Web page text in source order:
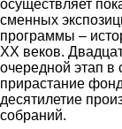
осуществляет
сменных
программы –
XX веков.
очередной этап в
прирастание
десятилетие
собраний.